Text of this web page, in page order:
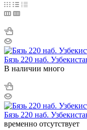
Бязь 220 наб.
В наличии много
Бязь 220 наб.
временно отсутствует